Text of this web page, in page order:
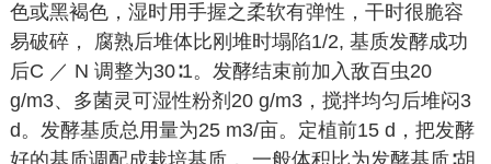
色或黑褐色，湿时用手握之柔软有弹性，干时很脆容
易破碎， 腐熟后堆体比刚堆时塌陷1/2, 基质发酵成功
后C ／ N 调整为30∶1。发酵结束前加入敌百虫20
g/m3、多菌灵可湿性粉剂20 g/m3，搅拌均匀后堆闷3
d。发酵基质总用量为25 m3/亩。定植前15 d，把发酵
好的基质调配成栽培基质， 一般体积比为发酵基质∶胡